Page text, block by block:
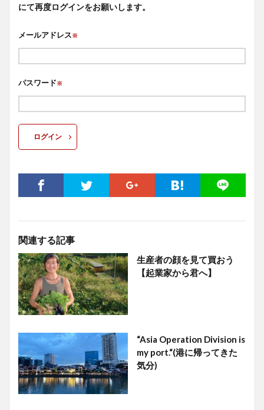
にて再度ログインをお願いします。
メールアドレス※
パスワード※
ログイン
関連する記事
生産者の顔を見て買おう
【起業家から君へ】
“Asia Operation Division is
my port.“(港に帰ってきた
気分)